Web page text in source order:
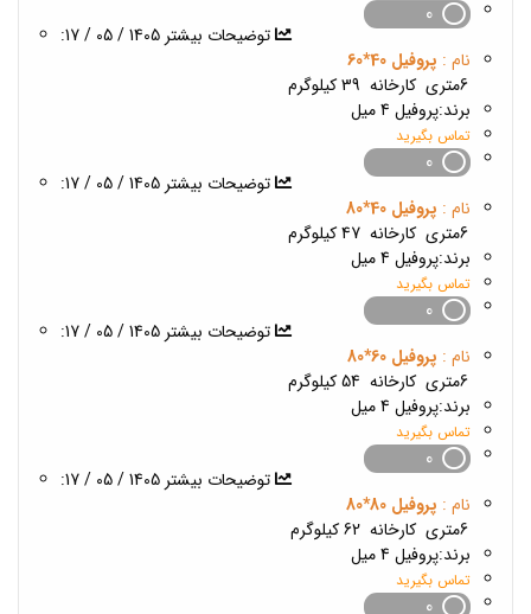
:توضیحات بیشتر
نام : پروفیل 40*60
6متری
کارخانه 39 کیلوگرم
برند:پروفیل 4 میل
تماس بگیرید
:توضیحات بیشتر
نام : پروفیل 40*80
6متری
کارخانه 47 کیلوگرم
برند:پروفیل 4 میل
تماس بگیرید
:توضیحات بیشتر
نام : پروفیل 60*80
6متری
کارخانه 54 کیلوگرم
برند:پروفیل 4 میل
تماس بگیرید
:توضیحات بیشتر
نام : پروفیل 80*80
6متری
کارخانه 62 کیلوگرم
برند:پروفیل 4 میل
تماس بگیرید